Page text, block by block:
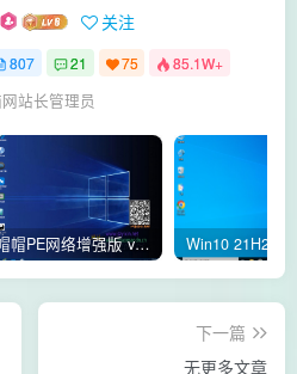
关注
807 21 75 85.1W+
站长管理员
帽帽PE网络增强版 v2.4版本
下一篇
无更多文章